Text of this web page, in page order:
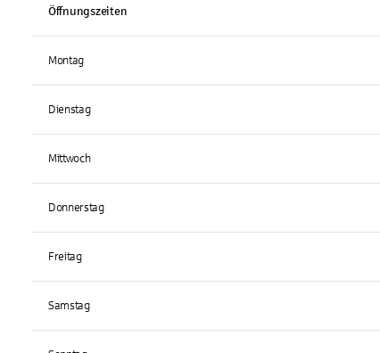
Öffnungszeiten
Montag
Dienstag
Mittwoch
Donnerstag
Freitag
Samstag